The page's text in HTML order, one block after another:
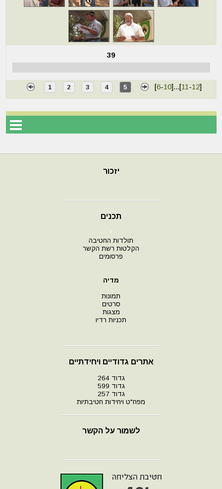
39
1 2 3 4 5 [6-10]...[11 -12]
יזכור
תכנים
י
תולדות החטיבה
הקלטות רשת הקשר
פרסומים
מדיה
תמונות
סרטים
מצגות
תכניות רדיו
אתרים גדודיים ויחידתיים
גדוד 264
גדוד 599
גדוד 257
מפח"ט ויחידות חטיבתיות
לשמור על הקשר